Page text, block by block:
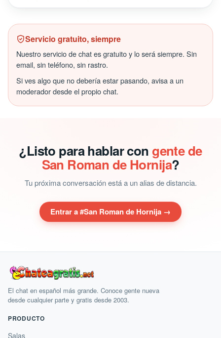
Servicio gratuito, siempre
Nuestro servicio de chat es gratuito y lo será siempre. Sin
email, sin teléfono, sin rastro.
Si ves algo que no debería estar pasando, avisa a un
moderador desde el propio chat.
¿Listo para hablar con gente de
San Roman de Hornija?
Tu próxima conversación está a un alias de distancia.
Entrar a #San Roman de Hornija →
El chat en español más grande. Conoce gente nueva
desde cualquier parte y gratis desde 2003.
PRODUCTO
Salas